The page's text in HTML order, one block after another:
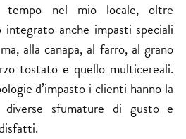
tempo nel mio locale, oltre
integrato anche impasti speciali
alla canapa, al farro, al grano
tostato e quello multicereali.
d’impasto i clienti hanno la
diverse sfumature di gusto e